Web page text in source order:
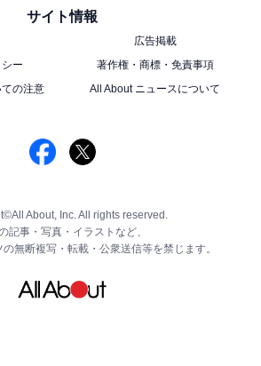
サイト情報
広告掲載
ー
著作権・商標・免責事項
の注意
All About ニュースについて
About, Inc. All rights reserved.
記事・写真・イラストなど、
無断複写・転載・公衆送信等を禁じます。